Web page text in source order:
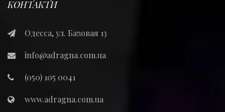
КОНТАКТИ
Одесса, ул. Базовая 13
info@adragna.com.ua
(050) 105 0041
www.adragna.com.ua